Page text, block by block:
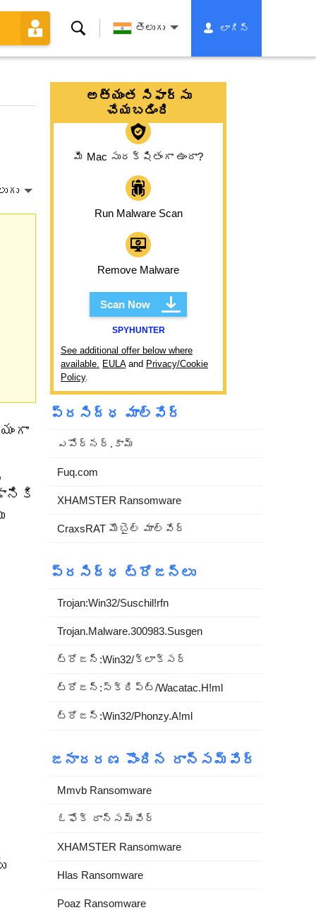
శోధన తెలుగు లాగిన్
అత్యంత సిఫార్సు
చేయబడింది
మీ Mac సురక్షితంగా ఉందా?
Run Malware Scan
Remove Malware
Scan Now
SPYHUNTER
See additional offer below where
available. EULAand Privacy/Cookie
Policy.
ప్రసిద్ధ మాల్వేర్
ఎపోర్నర్.కామ్
Fuq.com
XHAMSTER Ransomware
CraxsRAT మొబైల్ మాల్వేర్
ప్రసిద్ధ ట్రోజన్లు
Trojan:Win32/Suschil!rfn
Trojan.Malware.300983.Susgen
ట్రోజన్:Win32/క్లాక్సర్
ట్రోజన్:స్క్రిప్ట్/Wacatac.H!ml
ట్రోజన్:Win32/Phonzy.A!ml
జనాదరణ పొందిన రాన్సమ్‌వేర్
Mmvb Ransomware
ఓఫోక్ రాన్సమ్‌వేర్
XHAMSTER Ransomware
Hlas Ransomware
Poaz Ransomware